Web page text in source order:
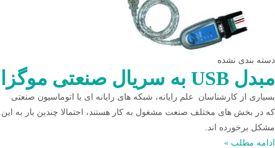
دسته بندی نشده
مبدل USB به سریال صنعتی موگزا
بسیاری از کارشناسان علم رایانه، شبکه های رایانه ای یا اتوماسیون صنعتی
که در بخش های مختلف صنعت مشغول به کار هستند، احتمالا چندین بار به این
مشکل برخورده اند.
ادامه مطلب »